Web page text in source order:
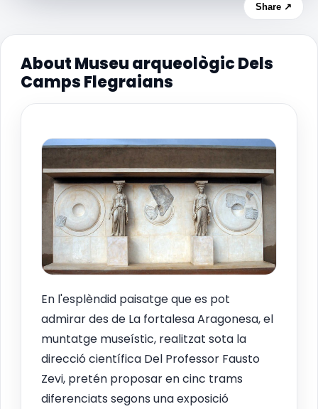
Share ↗
About Museu arqueològic Dels
Camps Flegraians
En l'esplèndid paisatge que es pot
admirar des de La fortalesa Aragonesa, el
muntatge museístic, realitzat sota la
direcció científica Del Professor Fausto
Zevi, pretén proposar en cinc trams
diferenciats segons una exposició